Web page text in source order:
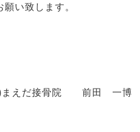
い致します。
だ接骨院 前田 一博